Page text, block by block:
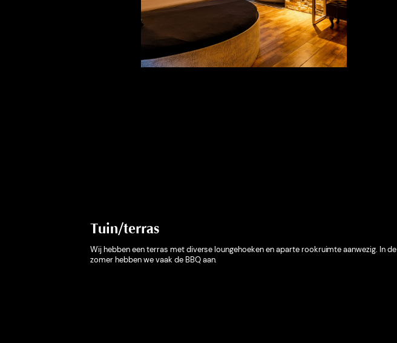
Tuin/terras
Wij hebben een terras met diverse loungehoeken en aparte rookruimte aanwezig. In de
zomer hebben we vaak de BBQ aan.